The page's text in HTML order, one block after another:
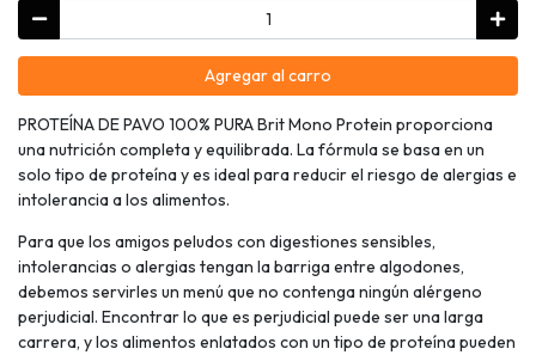
Agregar al carro
PROTEÍNA DE PAVO 100% PURA Brit Mono Protein proporciona
una nutrición completa y equilibrada. La fórmula se basa en un
solo tipo de proteína y es ideal para reducir el riesgo de alergias e
intolerancia a los alimentos.
Para que los amigos peludos con digestiones sensibles,
intolerancias o alergias tengan la barriga entre algodones,
debemos servirles un menú que no contenga ningún alérgeno
perjudicial. Encontrar lo que es perjudicial puede ser una larga
carrera, y los alimentos enlatados con un tipo de proteína pueden